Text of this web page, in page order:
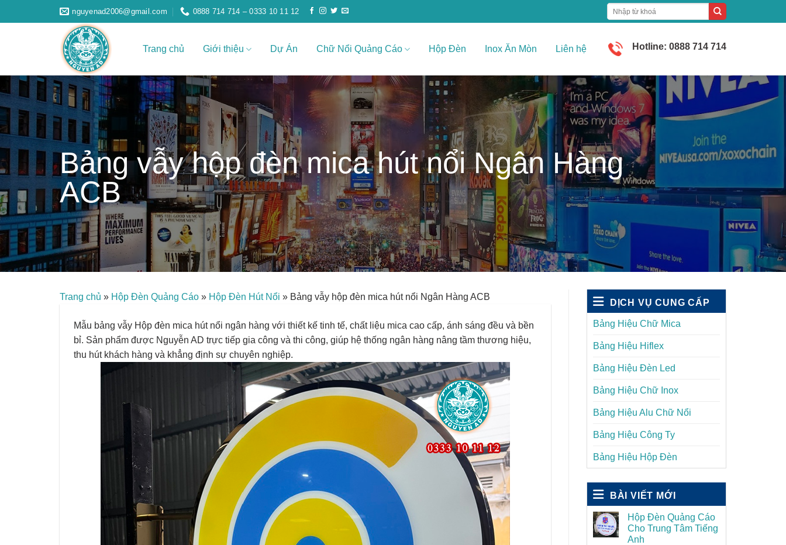
to
nguyenad2006@gmail.com 0888 714 714 – 0333 10 11 12
Trang chủ Giới thiệu Dự Án Chữ Nổi Quảng Cáo Hộp Đèn Inox Ăn Mòn Liên hệ Hotline: 0888 714 714
Bảng vẫy hộp đèn mica hút nổi Ngân Hàng
ACB
Trang chủ » Hộp Đèn Quảng Cáo » Hộp Đèn Hút Nổi » Bảng vẫy hộp đèn mica hút nổi Ngân Hàng ACB
Mẫu bảng vẫy Hộp đèn mica hút nổi ngân hàng với thiết kế tinh tế, chất liệu mica cao cấp, ánh sáng đều và bền
bỉ. Sản phẩm được Nguyễn AD trực tiếp gia công và thi công, giúp hệ thống ngân hàng nâng tầm thương hiệu,
thu hút khách hàng và khẳng định sự chuyên nghiệp.
DỊCH VỤ CUNG CẤP
Bảng Hiệu Chữ Mica
Bảng Hiệu Hiflex
Bảng Hiệu Đèn Led
Bảng Hiệu Chữ Inox
Bảng Hiệu Alu Chữ Nổi
Bảng Hiệu Công Ty
Bảng Hiệu Hộp Đèn
BÀI VIẾT MỚI
Hộp Đèn Quảng Cáo
Cho Trung Tâm Tiếng
Anh